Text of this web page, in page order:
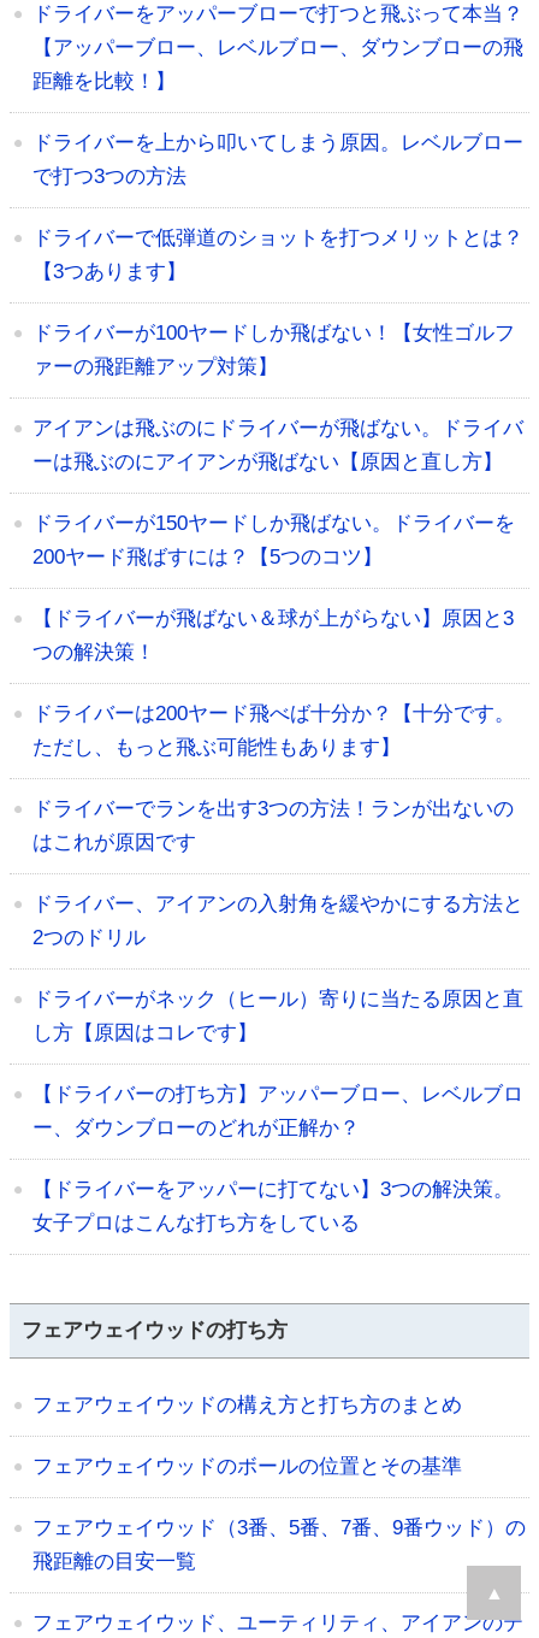
ドライバーをアッパーブローで打つと飛ぶって本当？
【アッパーブロー、レベルブロー、ダウンブローの飛
距離を比較！】
ドライバーを上から叩いてしまう原因。レベルブロー
で打つ3つの方法
ドライバーで低弾道のショットを打つメリットとは？
【3つあります】
ドライバーが100ヤードしか飛ばない！【女性ゴルフ
ァーの飛距離アップ対策】
アイアンは飛ぶのにドライバーが飛ばない。ドライバ
ーは飛ぶのにアイアンが飛ばない【原因と直し方】
ドライバーが150ヤードしか飛ばない。ドライバーを
200ヤード飛ばすには？【5つのコツ】
【ドライバーが飛ばない＆球が上がらない】原因と3
つの解決策！
ドライバーは200ヤード飛べば十分か？【十分です。
ただし、もっと飛ぶ可能性もあります】
ドライバーでランを出す3つの方法！ランが出ないの
はこれが原因です
ドライバー、アイアンの入射角を緩やかにする方法と
2つのドリル
ドライバーがネック（ヒール）寄りに当たる原因と直
し方【原因はコレです】
【ドライバーの打ち方】アッパーブロー、レベルブロ
ー、ダウンブローのどれが正解か？
【ドライバーをアッパーに打てない】3つの解決策。
女子プロはこんな打ち方をしている
フェアウェイウッドの打ち方
フェアウェイウッドの構え方と打ち方のまとめ
フェアウェイウッドのボールの位置とその基準
フェアウェイウッド（3番、5番、7番、9番ウッド）の
飛距離の目安一覧
フェアウェイウッド、ユーティリティ、アイアンのテ
▲